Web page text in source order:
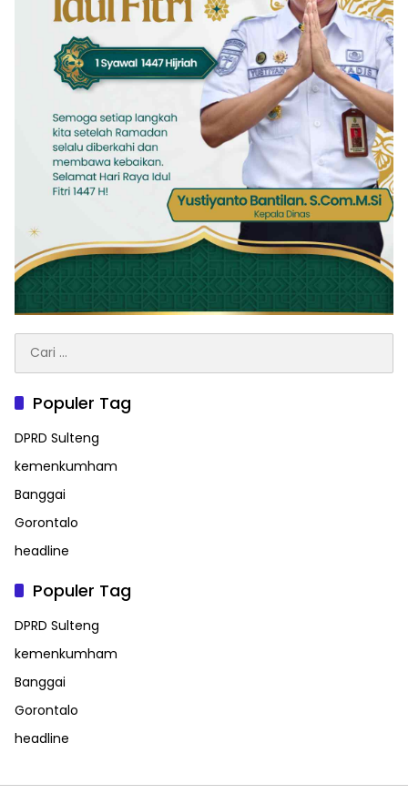
untuk:
Populer Tag
DPRD Sulteng
kemenkumham
Banggai
Gorontalo
headline
Populer Tag
DPRD Sulteng
kemenkumham
Banggai
Gorontalo
headline